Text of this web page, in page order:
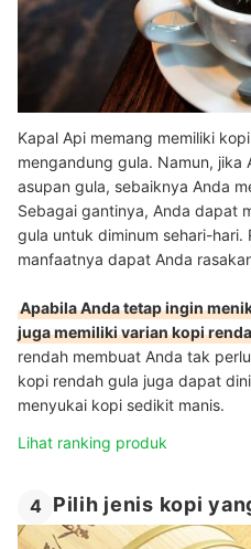
Kapal Api memang memiliki
mengandung gula. Namun, jika
asupan gula, sebaiknya Anda
Sebagai gantinya, Anda dapat
gula untuk diminum sehari-
manfaatnya dapat Anda
Apabila Anda tetap ingin
juga memiliki varian kopi
rendah membuat Anda tak
kopi rendah gula juga dapat
menyukai kopi sedikit manis.
Lihat ranking produk
4 Pilih jenis kopi